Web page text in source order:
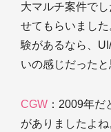
大マルチ案件で
せてもらいまし
験があるなら、
いの感じだったと
CGW ：2009年
がありましたよ